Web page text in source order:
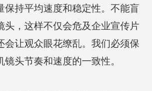
保持平均速度和稳定性。不能盲
头，这样不仅会危及企业宣传片
会让观众眼花缭乱。我们必须保
头节奏和速度的一致性。